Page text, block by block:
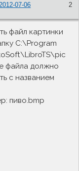
2
2012-07-06
файл картинки
C:\Program
файла должно
с названием
пиво.bmp